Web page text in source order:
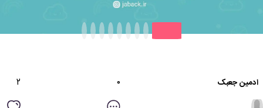
ادمین جعبک ۰ ٢